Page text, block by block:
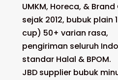
UMKM, Horeca, & Brand
sejak 2012, bubuk plain
cup) 50+ varian rasa,
pengiriman seluruh
standar Halal & BPOM.
JBD supplier bubuk